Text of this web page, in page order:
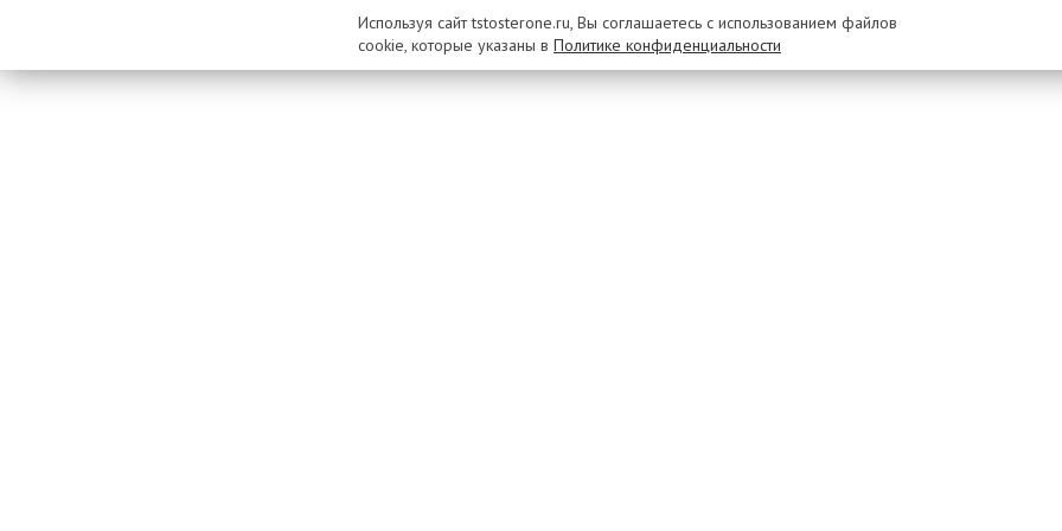
Используя сайт tstosterone.ru, Вы соглашаетесь с использованием файлов
cookie, которые указаны в Политике конфиденциальности